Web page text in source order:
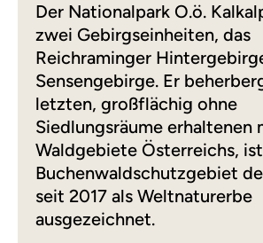
Der Nationalpark O.ö.
zwei Gebirgseinheiten, das
Reichraminger
Sensengebirge. Er
letzten, großflächig ohne
Siedlungsräume erhaltenen
Waldgebiete Österreichs,
Buchenwaldschutzgebiet
seit 2017 als Weltnaturerbe
ausgezeichnet.